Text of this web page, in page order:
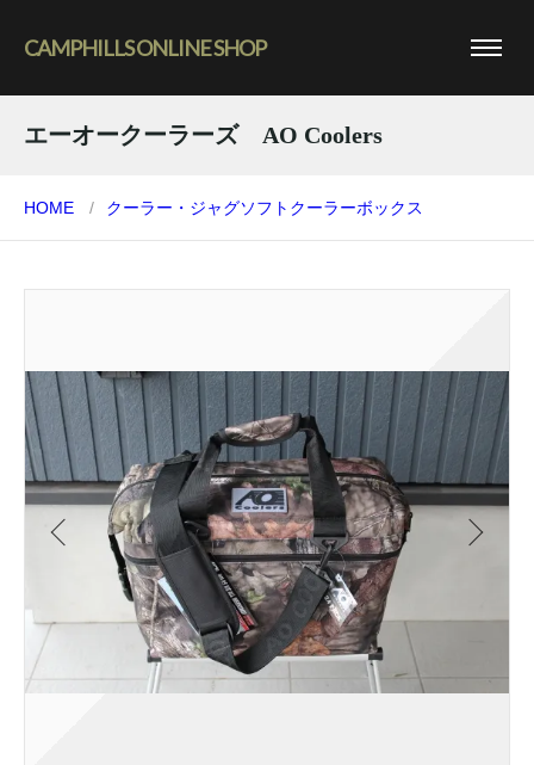
CAMPHILLS ONLINE SHOP
エーオークーラーズ AO Coolers
HOME クーラー・ジャグソフトクーラーボックス